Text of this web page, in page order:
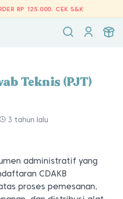
RP 125.000. CEK S&K
Teknis (PJT)
3 tahun lalu
administratif yang
CDAKB
proses pemesanan,